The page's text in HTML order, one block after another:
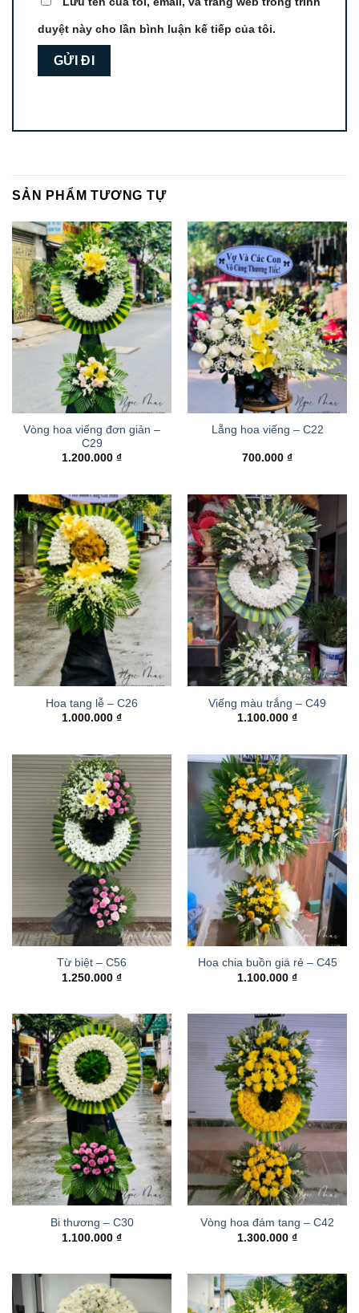
duyệt này cho lần bình luận kế tiếp của tôi.
SẢN PHẨM TƯƠNG TỰ
Vòng hoa viếng đơn giản –
C29
1.200.000 ₫
Lẵng hoa viếng – C22
700.000 ₫
Hoa tang lễ – C26
1.000.000 ₫
Viếng màu trắng – C49
1.100.000 ₫
Từ biệt – C56
1.250.000 ₫
Hoa chia buồn giá rẻ – C45
1.100.000 ₫
Bi thương – C30
1.100.000 ₫
Vòng hoa đám tang – C42
1.300.000 ₫